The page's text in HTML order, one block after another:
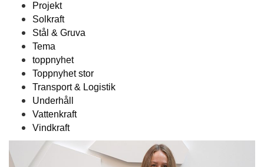
Projekt
Solkraft
Stål & Gruva
Tema
toppnyhet
Toppnyhet stor
Transport & Logistik
Underhåll
Vattenkraft
Vindkraft